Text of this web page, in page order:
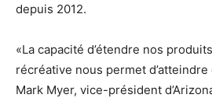
depuis 2012.
«La capacité d’étendre nos
récréative nous permet
Mark Myer, vice-président